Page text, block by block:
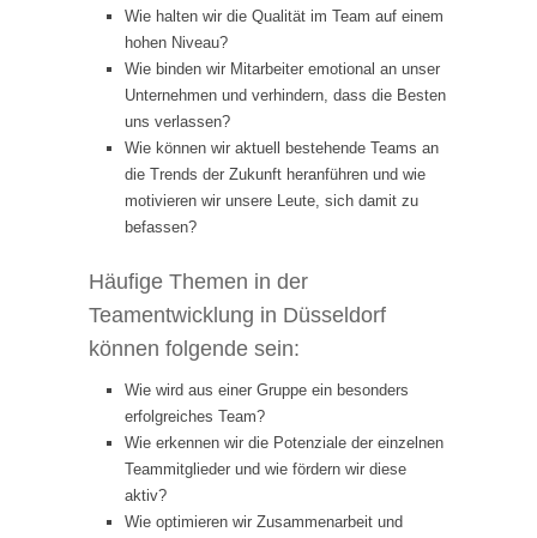
Wie halten wir die Qualität im Team auf einem
hohen Niveau?
Wie binden wir Mitarbeiter emotional an unser
Unternehmen und verhindern, dass die Besten
uns verlassen?
Wie können wir aktuell bestehende Teams an
die Trends der Zukunft heranführen und wie
motivieren wir unsere Leute, sich damit zu
befassen?
Häufige Themen in der
Teamentwicklung in Düsseldorf
können folgende sein:
Wie wird aus einer Gruppe ein besonders
erfolgreiches Team?
Wie erkennen wir die Potenziale der einzelnen
Teammitglieder und wie fördern wir diese
aktiv?
Wie optimieren wir Zusammenarbeit und